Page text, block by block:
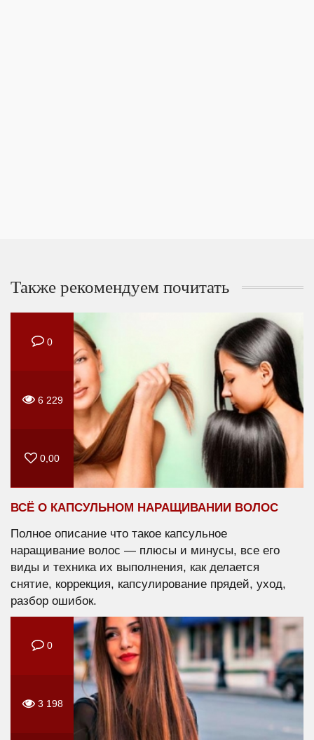
Также рекомендуем почитать
0
6 229
0,00
ВСЁ О КАПСУЛЬНОМ НАРАЩИВАНИИ ВОЛОС
Полное описание что такое капсульное
наращивание волос — плюсы и минусы, все его
виды и техника их выполнения, как делается
снятие, коррекция, капсулирование прядей, уход,
разбор ошибок.
0
3 198